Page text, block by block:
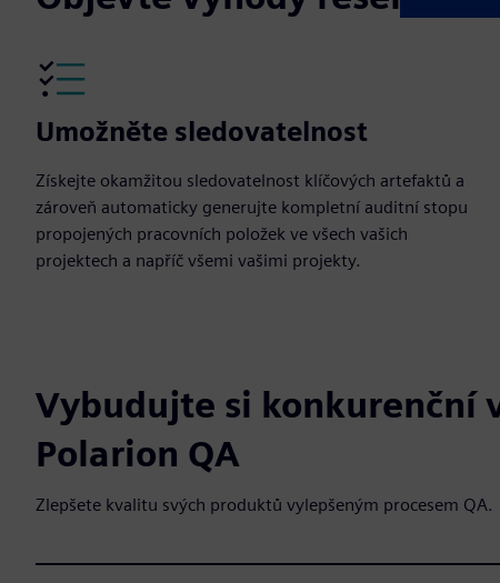
Umožněte sledovatelnost
Získejte okamžitou sledovatelnost klíčových artefaktů a
zároveň automaticky generujte kompletní auditní stopu
propojených pracovních položek ve všech vašich
projektech a napříč všemi vašimi projekty.
Vybudujte si konkurenční
Polarion QA
Zlepšete kvalitu svých produktů vylepšeným procesem QA.